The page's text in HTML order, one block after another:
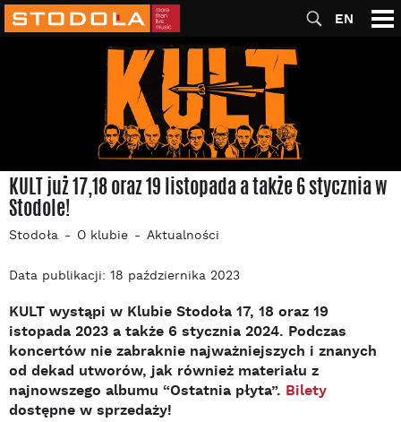
EN
KULT już 17,18 oraz 19 listopada a także 6 stycznia w
Stodole!
Stodoła O klubie Aktualności
Data publikacji: 18 października 2023
KULT wystąpi w Klubie Stodoła 17, 18 oraz 19
istopada 2023 a także 6 stycznia 2024. Podczas
koncertów nie zabraknie najważniejszych i znanych
od dekad utworów, jak również materiału z
najnowszego albumu “Ostatnia płyta”. Bilety
dostępne w sprzedaży!